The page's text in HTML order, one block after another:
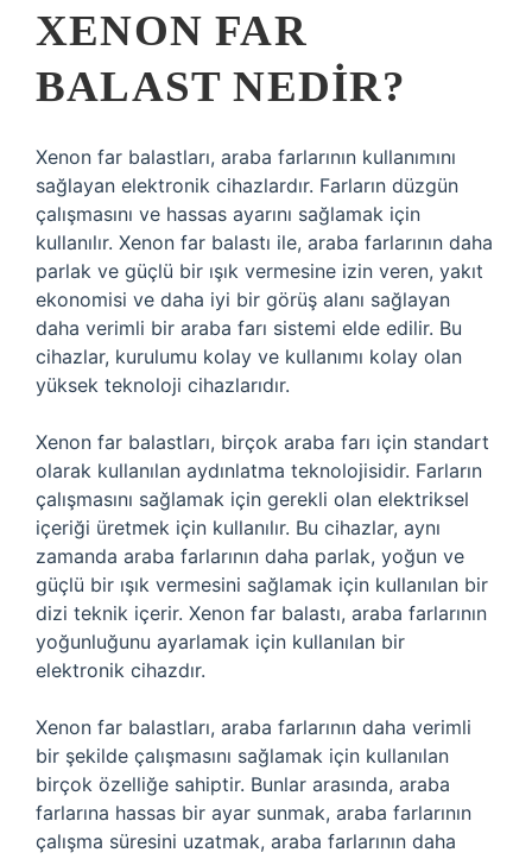
XENON FAR
BALAST NEDIR?
Xenon far balastları, araba farlarının kullanımını
sağlayan elektronik cihazlardır. Farların düzgün
çalışmasını ve hassas ayarını sağlamak için
kullanılır. Xenon far balastı ile, araba farlarının daha
parlak ve güçlü bir ışık vermesine izin veren, yakıt
ekonomisi ve daha iyi bir görüş alanı sağlayan
daha verimli bir araba farı sistemi elde edilir. Bu
cihazlar, kurulumu kolay ve kullanımı kolay olan
yüksek teknoloji cihazlarıdır.
Xenon far balastları, birçok araba farı için standart
olarak kullanılan aydınlatma teknolojisidir. Farların
çalışmasını sağlamak için gerekli olan elektriksel
içeriği üretmek için kullanılır. Bu cihazlar, aynı
zamanda araba farlarının daha parlak, yoğun ve
güçlü bir ışık vermesini sağlamak için kullanılan bir
dizi teknik içerir. Xenon far balastı, araba farlarının
yoğunluğunu ayarlamak için kullanılan bir
elektronik cihazdır.
Xenon far balastları, araba farlarının daha verimli
bir şekilde çalışmasını sağlamak için kullanılan
birçok özelliğe sahiptir. Bunlar arasında, araba
farlarına hassas bir ayar sunmak, araba farlarının
çalışma süresini uzatmak, araba farlarının daha